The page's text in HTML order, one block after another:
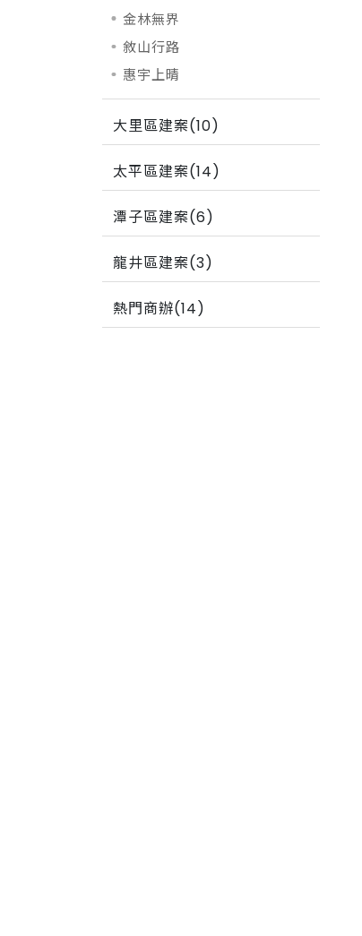
金林無界
敘山行路
惠宇上晴
大里區建案(10)
太平區建案(14)
潭子區建案(6)
龍井區建案(3)
熱門商辦(14)